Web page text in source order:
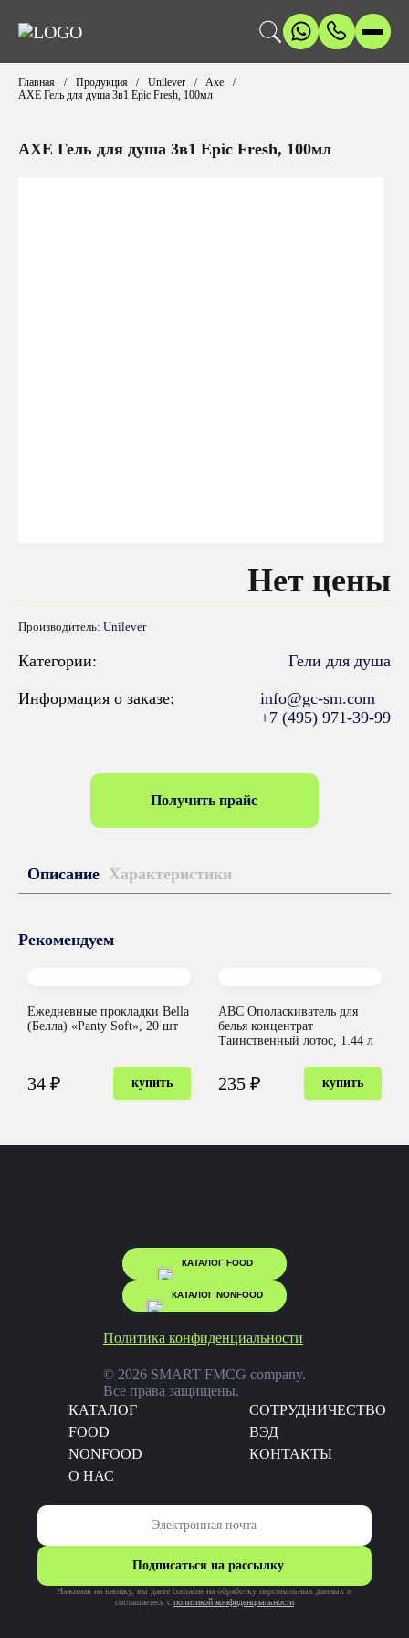
Главная Продукция Unilever
Axe
AXE Гель для душа 3в1 Epic Fresh, 100мл
AXE Гель для душа 3в1 Epic Fresh, 100мл
Нет цены
Производитель:Unilever
Категории: Гели для душа
Информация о заказе:
info@gc-sm.com
+7 (495) 971-39-99
Получить прайс
Описание Характеристики
Рекомендуем
Ежедневные прокладки Bella
(Белла) «Panty Soft», 20 шт
34 ₽ купить
ABC Ополаскиватель для
белья концентрат
Таинственный лотос, 1.44 л
235 ₽ купить
КАТАЛОГ FOOD
КАТАЛОГ NONFOOD
Политика конфиденциальности
© 2026 SMART FMCG company.
Все права защищены.
КАТАЛОГ
CОТРУДНИЧЕСТВО
FOOD
ВЭД
NONFOOD
КОНТАКТЫ
О НАС
Подписаться на рассылку
Нажимая на кнопку, вы даете согласие на обработку персональных данных и
соглашаетесь c политикой конфиденциальности